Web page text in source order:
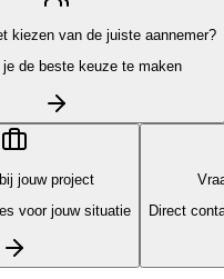
kiezen van de juiste aannemer?
je de beste keuze te maken
jouw project
voor jouw situatie
Direct